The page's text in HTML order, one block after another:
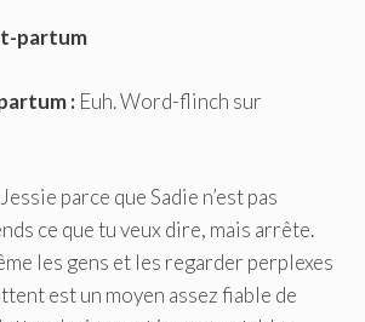
partum
: Euh. Word-flinch sur
parce que Sadie n’est pas
ce que tu veux dire, mais arrête.
les gens et les regarder perplexes
est un moyen assez fiable de